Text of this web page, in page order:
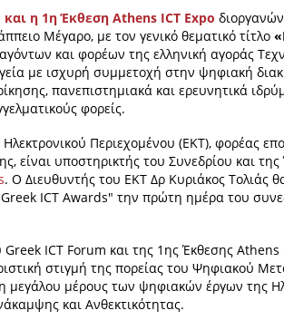
η 1η Έκθεση Athens ICT Expo
Μέγαρο, με τον γενικό θεματικό τίτλο
και φορέων της ελληνική αγοράς
με ισχυρή συμμετοχή στην ψηφιακή
πανεπιστημιακά και ερευνητικά
φορείς.
Περιεχομένου (ΕΚΤ), φορέας
είναι υποστηρικτής του Συνεδρίου και
. Ο Διευθυντής του ΕΚΤ Δρ Κυριάκος Τολιάς
ICT Awards" την πρώτη ημέρα του
ICT Forum και της 1ης Έκθεσης Athens
στιγμή της πορείας του Ψηφιακού
μεγάλου μέρους των ψηφιακών έργων της
και Ανθεκτικότητας.